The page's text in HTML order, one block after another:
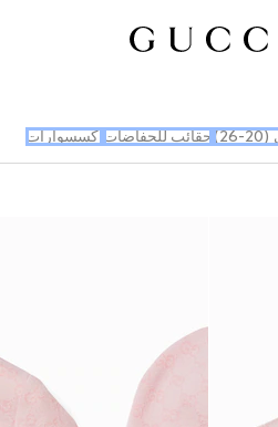
حقائب للحفاضات إكسسوارات